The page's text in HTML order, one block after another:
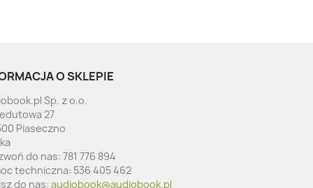
O SKLEPIE
Sp. z o.o.
27
Piaseczno
do nas: 781 776 894
techniczna: 536 405 462
do nas: audiobook@audiobook.pl